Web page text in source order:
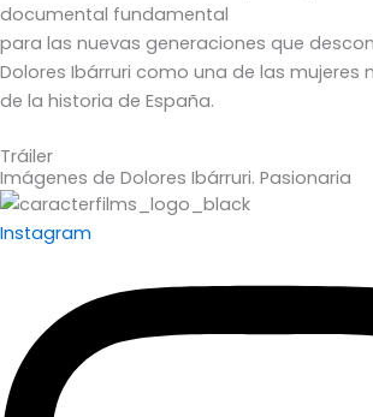
documental fundamental
para las nuevas generaciones que
Dolores Ibárruri como una de las mujeres
de la historia de España.
Tráiler
Imágenes de Dolores Ibárruri. Pasionaria
Instagram